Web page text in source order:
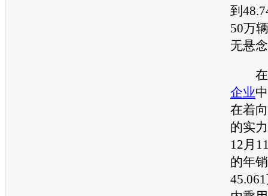
到
50万
无悬
在
企业
在着
的实
12月
的年